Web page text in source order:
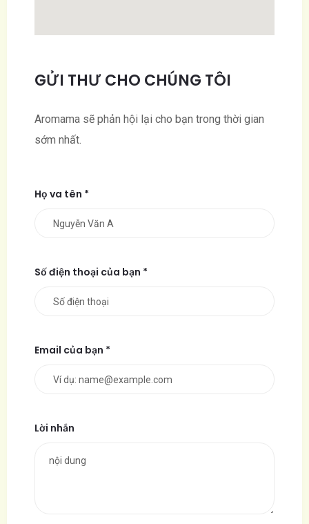
GỬI THƯ CHO CHÚNG TÔI
Aromama sẽ phản hội lại cho bạn trong thời gian
sớm nhất.
Họ va tên *
Số điện thoại của bạn *
Email của bạn *
Lời nhắn